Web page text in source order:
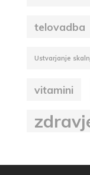
telovadba
Ustvarjanje
vitamini